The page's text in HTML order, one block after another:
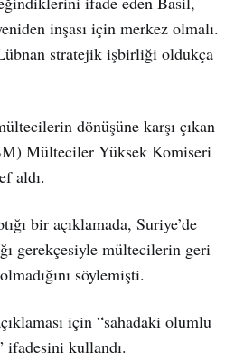
inşası için merkez olmalı.
stratejik işbirliği oldukça
dönüşüne karşı çıkan
Mülteciler Yüksek Komiseri
aldı.
bir açıklamada, Suriye’de
gerekçesiyle mültecilerin geri
söylemişti.
için “sahadaki olumlu
ifadesini kullandı.